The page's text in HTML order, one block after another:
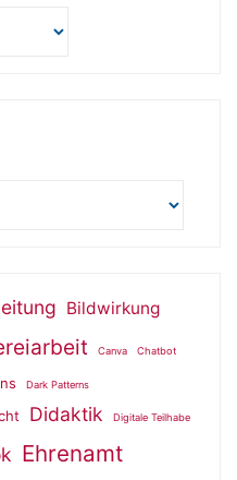
Bildwirkung
Canva Chatbot
Dark Patterns
Didaktik Digitale Teilhabe
Ehrenamt